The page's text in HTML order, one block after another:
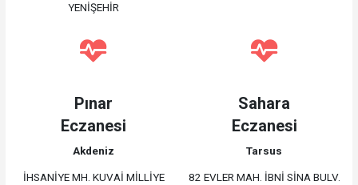
YENİŞEHİR
Pınar
Eczanesi
Akdeniz
İHSANİYE MH. KUVAİ MİLLİYE
Sahara
Eczanesi
Tarsus
82 EVLER MAH. İBNİ SİNA BULV.